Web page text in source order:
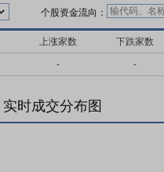
个股资金流向：
上涨家数 下跌家数
- -
实时成交分布图